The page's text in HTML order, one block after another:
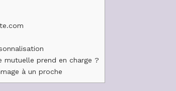
mutuelle prend en charge ?
à un proche